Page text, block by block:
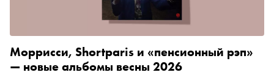
Моррисси, Shortparis и «пенсионный рэп»
— новые альбомы весны 2026